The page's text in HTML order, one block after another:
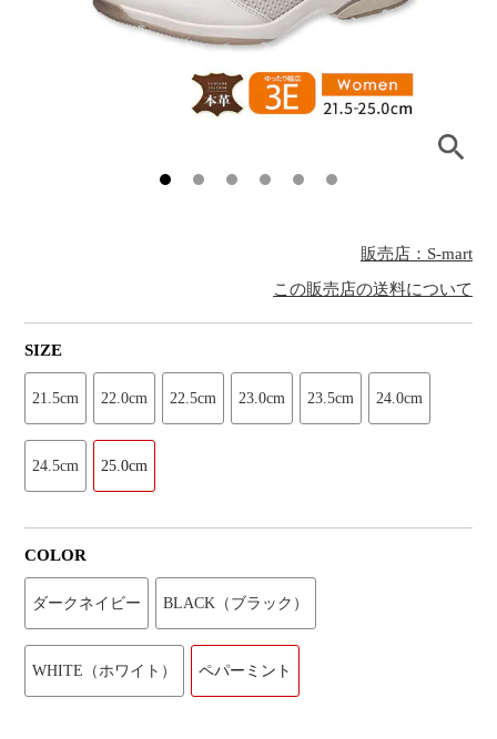
販売店：S-mart
この販売店の送料について
SIZE
21.5cm 22.0cm 22.5cm 23.0cm 23.5cm 24.0cm
24.5cm 25.0cm
COLOR
ダークネイビー BLACK（ブラック）
WHITE（ホワイト） ペパーミント